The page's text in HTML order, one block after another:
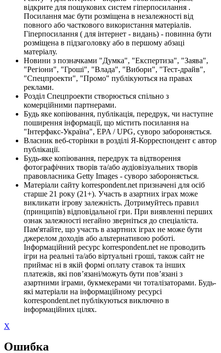
відкрите для пошукових систем гіперпосилання .
Посилання має бути розміщена в незалежності від
повного або часткового використання матеріалів.
Гіперпосилання ( для інтернет - видань) - повинна бути
розміщена в підзаголовку або в першому абзаці
матеріалу.
Новини з позначками "Думка", "Експертиза", "Заява",
"Регіони", "Гроші", "Влада", "Вибори", "Тест-драйв",
"Спецпроекти", "Промо" публікуються на правах
реклами.
Розділ Спецпроекти створюється спільно з
комерційними партнерами.
Будь яке копіювання, публікація, передрук, чи наступне
поширення інформації, що містить посилання на
"Інтерфакс-Україна", EPA / UPG, суворо забороняється.
Власник веб-сторінки в розділі Я-Корреспондент є автор
публікації.
Будь-яке копіювання, передрук та відтворення
фотографічних творів та/або аудіовізуальних творів
правовласника Getty Images - суворо забороняється.
Матеріали сайту korrespondent.net призначені для осіб
старше 21 року (21+). Участь в азартних іграх може
викликати ігрову залежність. Дотримуйтесь правил
(принципів) відповідальної гри. При виявленні перших
ознак залежності негайно зверніться до спеціаліста.
Пам'ятайте, що участь в азартних іграх не може бути
джерелом доходів або альтернативою роботі.
Інформаційний ресурс korrespondent.net не проводить
ігри на реальні та/або віртуальні гроші, також сайт не
приймає ні в якій формі оплату ставок та інших
платежів, які пов’язані/можуть бути пов’язані з
азартними іграми, букмекерами чи тоталізаторами. Будь-
які матеріали на інформаційному ресурсі
korrespondent.net публікуються виключно в
інформаційних цілях.
X
Ошибка